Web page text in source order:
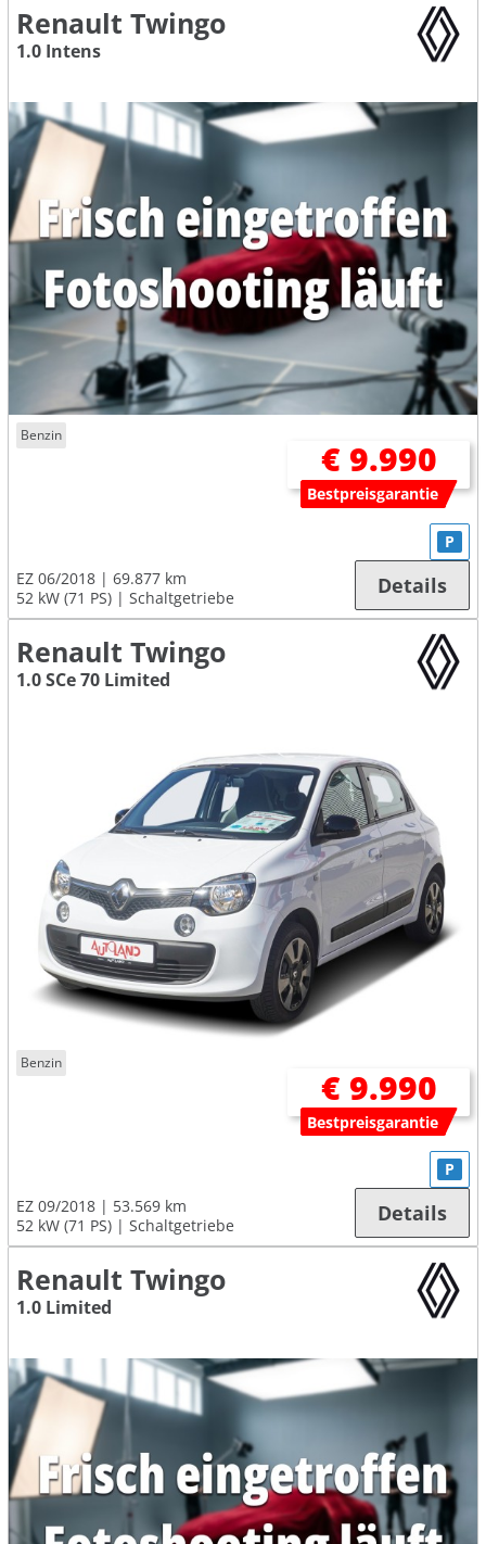
Renault Twingo
1.0 Intens
Benzin
€ 9.990
Bestpreisgarantie
EZ 06/2018
69.877 km
52 kW (71 PS)
Schaltgetriebe
P
Details
Renault Twingo
1.0 SCe 70 Limited
Benzin
€ 9.990
Bestpreisgarantie
EZ 09/2018
53.569 km
52 kW (71 PS)
Schaltgetriebe
P
Details
Renault Twingo
1.0 Limited